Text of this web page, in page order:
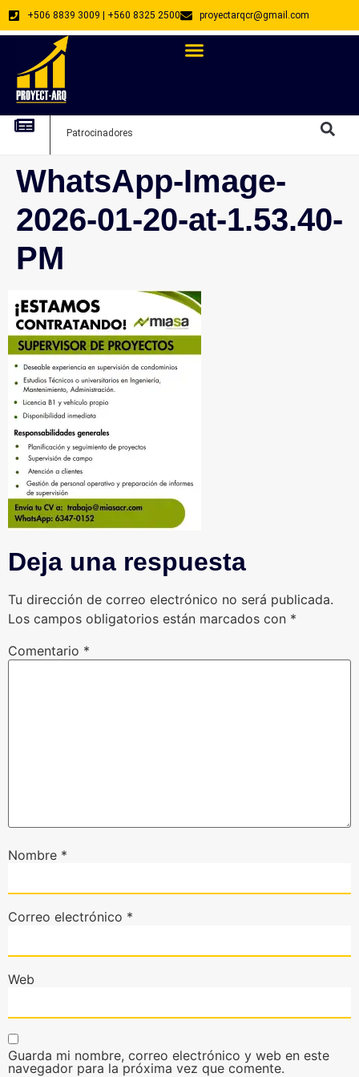
+506 8839 3009 | +560 8325 2500 proyectarqcr@gmail.com
Patrocinadores
WhatsApp-Image-
2026-01-20-at-1.53.40-
PM
Deja una respuesta
Tu dirección de correo electrónico no será publicada.
Los campos obligatorios están marcados con *
Comentario *
Nombre *
Correo electrónico *
Web
Guarda mi nombre, correo electrónico y web en este
navegador para la próxima vez que comente.